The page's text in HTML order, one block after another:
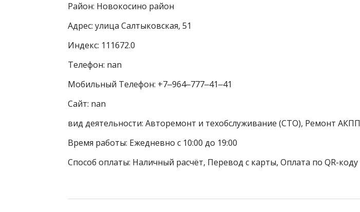
Район: Новокосино район
Адрес: улица Салтыковская, 51
Индекс: 111672.0
Телефон: nan
Мобильный Телефон: +7‒964‒777‒41‒41
Сайт: nan
вид деятельности: Авторемонт и техобслуживание (СТО), Ремонт АКПП
Время работы: Ежедневно с 10:00 до 19:00
Способ оплаты: Наличный расчёт, Перевод с карты, Оплата по QR-коду